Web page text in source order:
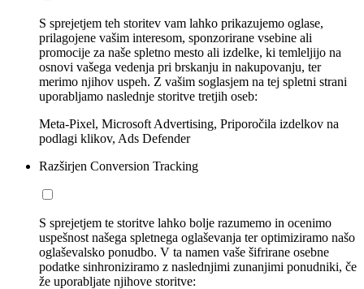
S sprejetjem teh storitev vam lahko prikazujemo oglase,
prilagojene vašim interesom, sponzorirane vsebine ali
promocije za naše spletno mesto ali izdelke, ki temleljijo na
osnovi vašega vedenja pri brskanju in nakupovanju, ter
merimo njihov uspeh. Z vašim soglasjem na tej spletni strani
uporabljamo naslednje storitve tretjih oseb:
Meta-Pixel, Microsoft Advertising, Priporočila izdelkov na
podlagi klikov, Ads Defender
Razširjen Conversion Tracking
S sprejetjem te storitve lahko bolje razumemo in ocenimo
uspešnost našega spletnega oglaševanja ter optimiziramo našo
oglaševalsko ponudbo. V ta namen vaše šifrirane osebne
podatke sinhroniziramo z naslednjimi zunanjimi ponudniki, če
že uporabljate njihove storitve: